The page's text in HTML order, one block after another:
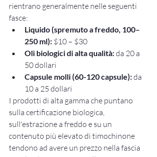
rientrano generalmente nelle seguenti
fasce:
Liquido (spremuto a freddo, 100–
250 ml): $10 – $30
Oli biologici di alta qualità: da 20 a
50 dollari
Capsule molli (60-120 capsule): da
10 a 25 dollari
I prodotti di alta gamma che puntano
sulla certificazione biologica,
sull'estrazione a freddo e su un
contenuto più elevato di timochinone
tendono ad avere un prezzo nella fascia